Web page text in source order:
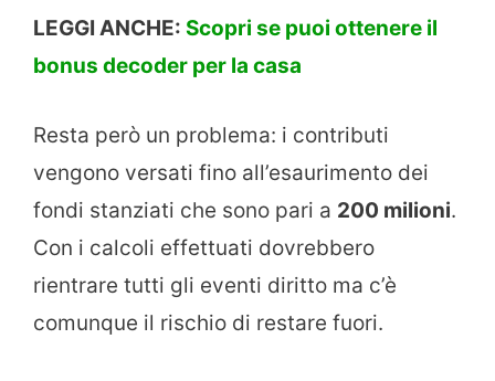
LEGGI ANCHE: Scopri se puoi ottenere il
bonus decoder per la casa
Resta però un problema: i contributi
vengono versati fino all’esaurimento dei
fondi stanziati che sono pari a 200 milioni.
Con i calcoli effettuati dovrebbero
rientrare tutti gli eventi diritto ma c’è
comunque il rischio di restare fuori.